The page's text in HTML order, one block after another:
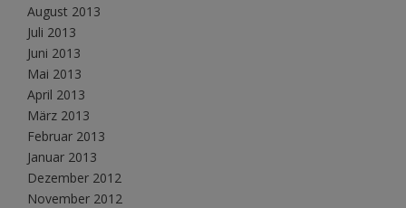
August 2013
Juli 2013
Juni 2013
Mai 2013
April 2013
März 2013
Februar 2013
Januar 2013
Dezember 2012
November 2012